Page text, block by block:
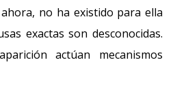
no ha existido para ella
exactas son desconocidas.
actúan mecanismos